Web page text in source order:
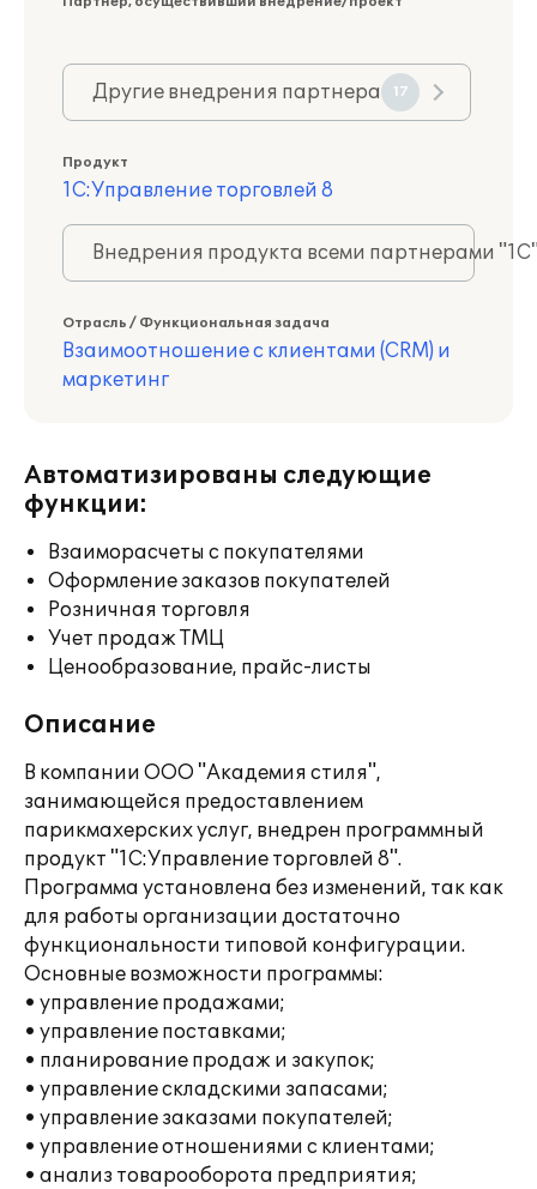
Другие внедрения партнера 17
Продукт
1С:Управление торговлей 8
Внедрения продукта всеми партнерами
Отрасль / Функциональная задача
Взаимоотношение с клиентами (CRM) и
маркетинг
Автоматизированы следующие
функции:
Взаиморасчеты с покупателями
Оформление заказов покупателей
Розничная торговля
Учет продаж ТМЦ
Ценообразование, прайс-листы
Описание
В компании ООО "Академия стиля",
занимающейся предоставлением
парикмахерских услуг, внедрен программный
продукт "1С:Управление торговлей 8".
Программа установлена без изменений, так как
для работы организации достаточно
функциональности типовой конфигурации.
Основные возможности программы:
• управление продажами;
• управление поставками;
• планирование продаж и закупок;
• управление складскими запасами;
• управление заказами покупателей;
• управление отношениями с клиентами;
• анализ товарооборота предприятия;